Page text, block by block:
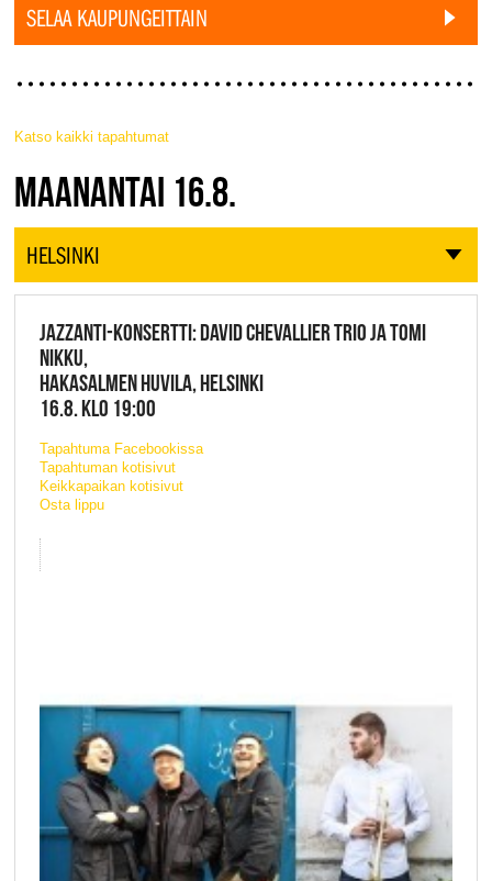
SELAA KAUPUNGEITTAIN
Katso kaikki tapahtumat
JAZZ FINLAND LIVE
MAANANTAI 16.8.
HELSINKI
JAZZANTI-KONSERTTI: DAVID CHEVALLIER TRIO JA TOMI
NIKKU,
HAKASALMEN HUVILA, HELSINKI
16.8. KLO 19:00
Tapahtuma Facebookissa
Tapahtuman kotisivut
Keikkapaikan kotisivut
Osta lippu